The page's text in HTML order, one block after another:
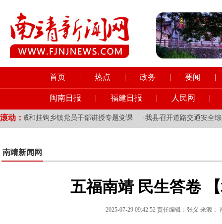
首页 | 热点 | 政务 | 要闻 |
闽南日报 | 福建日报 | 人民网 |
滚动：
领域和挂钩乡镇党员干部讲授专题党课 · 我县召开道路交通安全综合
南靖新闻网
五福南靖 民生答卷
2025-07-29 09:42:52 责任编辑：张义 来源：